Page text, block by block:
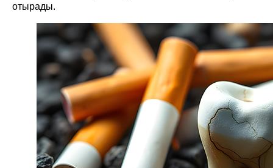
отырады.